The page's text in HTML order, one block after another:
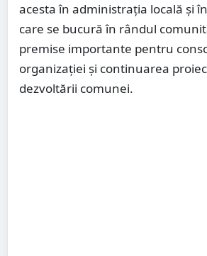
acesta în administrația locală și
care se bucură în rândul
premise importante pentru
organizației și continuarea
dezvoltării comunei.